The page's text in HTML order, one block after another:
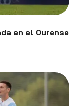
en el Ourense